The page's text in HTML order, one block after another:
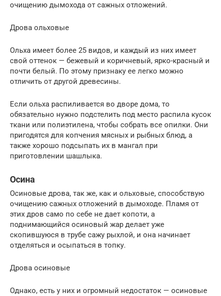
очищению дымохода от сажных отложений.
Дрова ольховые
Ольха имеет более 25 видов, и каждый из них имеет
свой оттенок — бежевый и коричневый, ярко-красный и
почти белый. По этому признаку ее легко можно
отличить от другой древесины.
Если ольха распиливается во дворе дома, то
обязательно нужно подстелить под место распила кусок
ткани или полиэтилена, чтобы собрать все опилки. Они
пригодятся для копчения мясных и рыбных блюд, а
также хорошо подсыпать их в мангал при
приготовлении шашлыка.
Осина
Осиновые дрова, так же, как и ольховые, способствую
очищению сажных отложений в дымоходе. Пламя от
этих дров само по себе не дает копоти, а
поднимающийся осиновый жар делает уже
скопившуюся в трубе сажу рыхлой, и она начинает
отделяться и осыпаться в топку.
Дрова осиновые
Однако, есть у них и огромный недостаток — осиновые